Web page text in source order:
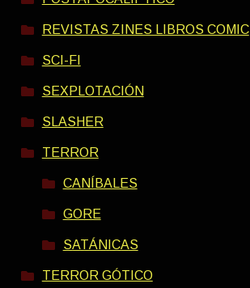
REVISTAS ZINES LIBROS COMIC
SCI-FI
SEXPLOTACIÓN
SLASHER
TERROR
CANÍBALES
GORE
SATÁNICAS
TERROR GÓTICO